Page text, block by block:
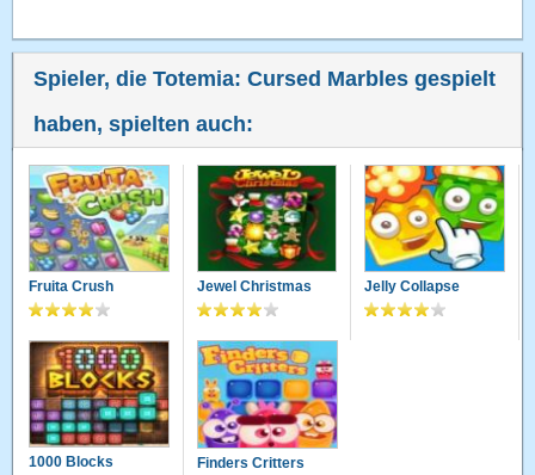
Spieler, die Totemia: Cursed Marbles gespielt
haben, spielten auch:
Fruita Crush Jewel Christmas Jelly Collapse
1000 Blocks Finders Critters